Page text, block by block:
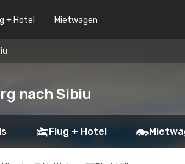
+ Hotel Mietwagen
nach Sibiu
Flug + Hotel